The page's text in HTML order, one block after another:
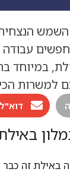
עבודה
במיוחד
למשרות
דוא"ל
באילת זה